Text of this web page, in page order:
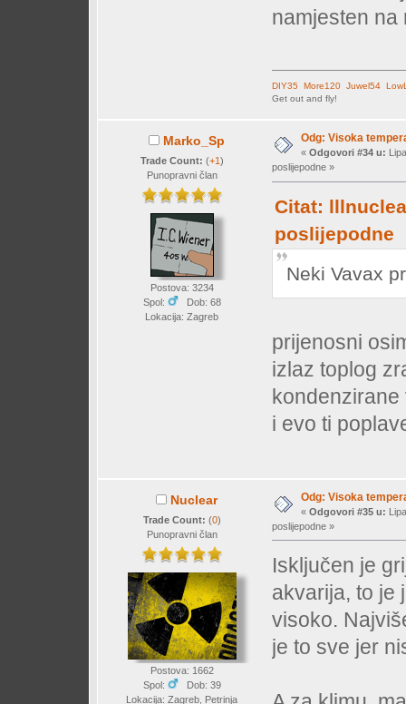
namjesten na
DIY35 More120 Juwel54
Get out and fly!
Marko_Sp
Trade Count: (+1)
Punopravni član
Postova: 3234
Spol:
Dob: 68
Lokacija: Zagreb
Odg: Visoka
« Odgovori #34 u:
poslijepodne »
Citat:
poslijepodne
Neki Vavax
prijenosni
izlaz toplog
i evo ti
Nuclear
Trade Count: (0)
Punopravni član
Postova: 1662
Spol:
Dob: 39
Lokacija: Zagreb, Petrinja
Odg: Visoka
« Odgovori #35 u:
poslijepodne »
Isključen je
akvarija, to je
visoko.
je to sve jer